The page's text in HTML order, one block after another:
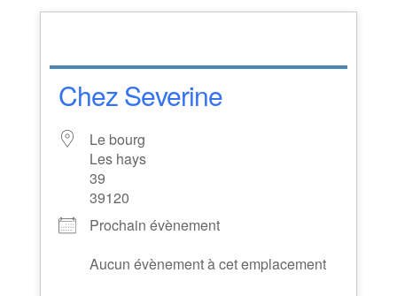
Chez Severine
Le bourg
Les hays
39
39120
Prochain évènement
Aucun évènement à cet emplacement